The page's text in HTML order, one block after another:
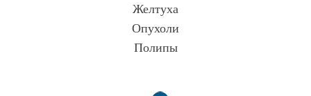
Желтуха
Опухоли
Полипы